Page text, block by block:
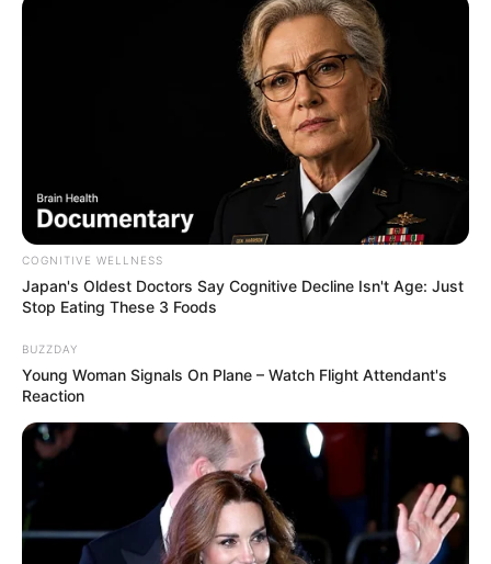
Esses pontos básicos podem dar origem a outros,
como: nó josefina, meio-nó alternante, nós
duplos em diagonal, nó quadrado e nó chato.
Aprenda a fazer alguns desses nós no tutorial
14 Tipos de peças para fazer com
macramê
COGNITIVE WELLNESS
Japan's Oldest Doctors Say Cognitive Decline Isn't Age: Just
Stop Eating These 3 Foods
BUZZDAY
Young Woman Signals On Plane – Watch Flight Attendant's
Reaction